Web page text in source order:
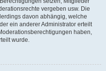
vergeben usw. Die
davon abhängig, welche
ein anderer Administrator erteilt
haben,
wurde.